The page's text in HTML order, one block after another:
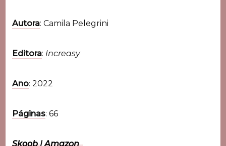
Autora: Camila Pelegrini
Editora: Increasy
Ano: 2022
Páginas: 66
Skoob|Amazon